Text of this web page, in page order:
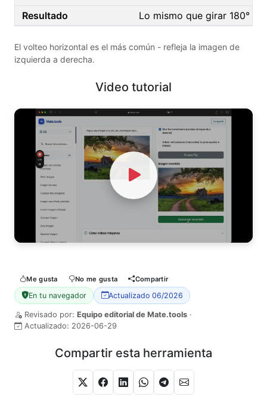
Lo mismo que girar 180°
El volteo horizontal es el más común - refleja la imagen de
izquierda a derecha.
Video tutorial
Watch Video
Me gusta No me gusta Compartir
En tu navegador Actualizado 06/2026
Revisado por: Equipo editorial de Mate.tools ·
Actualizado: 2026-06-29
Compartir esta herramienta